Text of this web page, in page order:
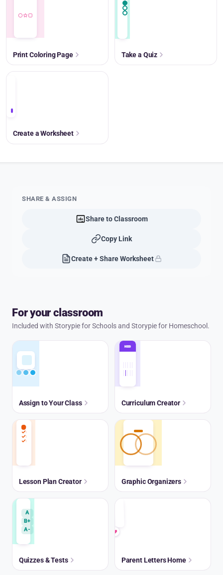
Print Coloring Page Take a Quiz
Create a Worksheet
SHARE & ASSIGN
Share to Classroom
Copy Link
Create + Share Worksheet
For your classroom
Included with Storypie for Schools and Storypie for Homeschool.
Assign to Your Class Curriculum Creator
Lesson Plan Creator Graphic Organizers
A
B+
A-
Quizzes & Tests Parent Letters Home